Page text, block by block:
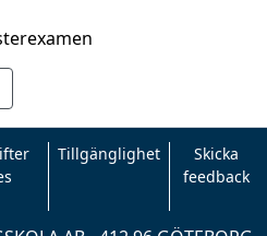
Tillgänglighet
Skicka
feedback